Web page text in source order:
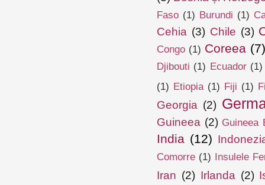
Faso (1) Burundi (1)
Cehia (3) Chile (3)
Congo (1) Coreea
Djibouti (1) Ecuador (1)
(1) Etiopia (1) Fiji (1)
Georgia (2)
Guineea (2) Guineea
India (12)
Comorre (1) Insulele
Iran (2) Irlanda (2)